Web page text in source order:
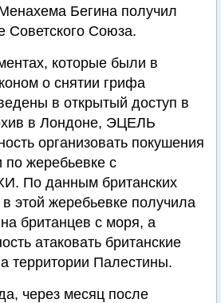
Бегина получил
Советского Союза.
которые были в
о снятии грифа
в открытый доступ в
в Лондоне, ЭЦЕЛЬ
организовать покушения
по жеребьевке с
По данным британских
этой жеребьевке получила
британцев с моря, а
атаковать британские
территории Палестины.
через месяц после